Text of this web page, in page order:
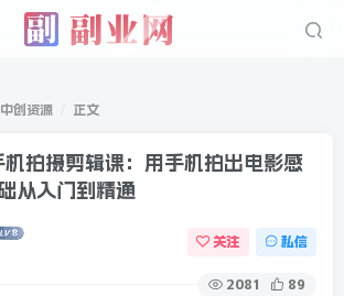
中创资源 正文
机拍摄剪辑课：用手机拍出电影感
从入门到精通
关注 私信
2081 89